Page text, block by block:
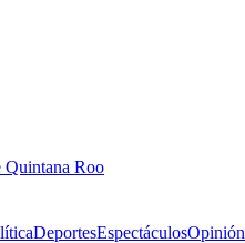
Quintana Roo
DeportesEspectáculosOpinión